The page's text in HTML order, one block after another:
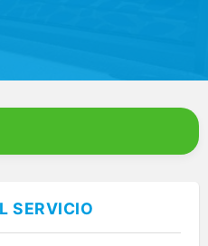
SERVICIO